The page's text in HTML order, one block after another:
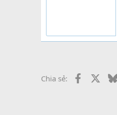
Chia sẻ: Facebook